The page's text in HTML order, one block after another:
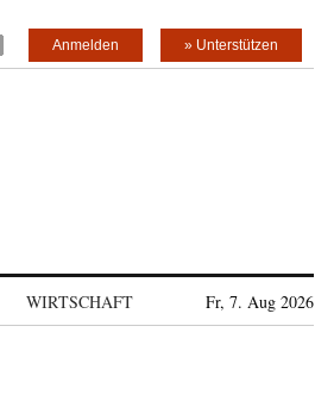
» Unterstützen
Anmelden
WIRTSCHAFT Fr, 7. Aug 2026